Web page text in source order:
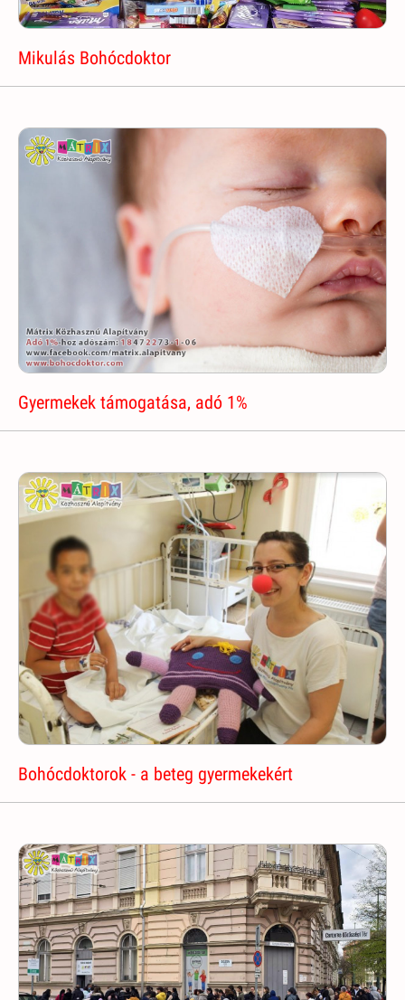
Mikulás Bohócdoktor
Gyermekek támogatása, adó 1%
Bohócdoktorok - a beteg gyermekekért